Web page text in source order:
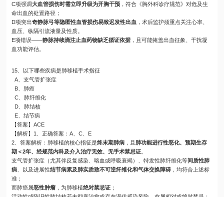
C项强调大血管损伤时需立即升级为开胸干预 ，符合《胸外科诊疗规范》对危及生
命出血的处置路径；
D项突出奇静脉弓等隐匿性血管损伤易致迟发性出血 ，术后监护须重点关注心率、
血压、纵隔引流液量及性质。
E项错误——静脉持续滴注止血药物缺乏循证依据 ，且可能掩盖出血征象、干扰凝
血功能评估。
15、以下哪些疾病是肺移植手术指征
A、支气管扩张症
B、肺癌
C、肺纤维化
D、肺结核
E、结节病
【答案】ACE
【解析】1、正确答案：A、C、E
2、答案解析：肺移植的核心指征是终末期肺病 ，且 肺功能进行性恶化、预期生存
期＜2年、经规范内科及介入治疗无效、无手术禁忌证
支气管扩张症（尤其伴反复感染、咯血或呼吸衰竭）、特发性肺纤维化等间质性肺
病 、以及进展性结节病累及肺实质致不可逆纤维化和气体交换障碍 ，均符合上述标
准；
而肺癌属恶性肿瘤 ，为肺移植绝对禁忌证 ；